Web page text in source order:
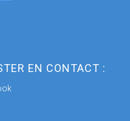
EN CONTACT :